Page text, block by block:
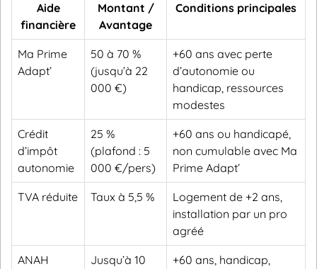
Aide
financière
Montant /
Avantage
Conditions principales
Ma Prime
Adapt’
50 à 70 %
(jusqu’à 22
000 €)
+60 ans avec perte
d’autonomie ou
handicap, ressources
modestes
Crédit
d’impôt
autonomie
25 %
(plafond : 5
000 €/pers)
+60 ans ou handicapé,
non cumulable avec Ma
Prime Adapt’
TVA réduite Taux à 5,5 %
Logement de +2 ans,
installation par un pro
agréé
ANAH
Jusqu’à 10
+60 ans, handicap,